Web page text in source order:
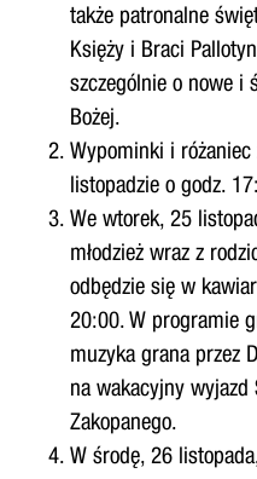
także patronalne
Księży i Braci
szczególnie o nowe i
Bożej.
Wypominki i różaniec
listopadzie o godz.
We wtorek, 25
młodzież wraz z
odbędzie się w
20:00. W programie
muzyka grana przez
na wakacyjny wyjazd
Zakopanego.
W środę, 26